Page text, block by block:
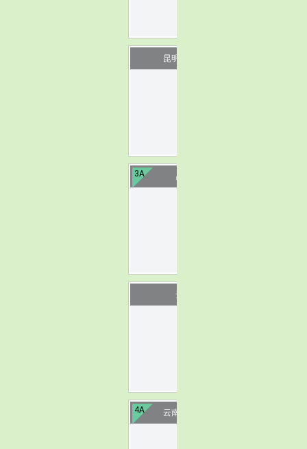
昆明金马碧鸡坊
3A 昆明岩泉
云南大学
4A 云南野生动物园